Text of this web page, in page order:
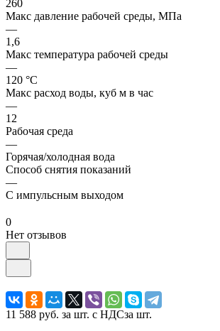
260
Макс давление рабочей среды, МПа
—
1,6
Макс температура рабочей среды
—
120 °С
Макс расход воды, куб м в час
—
12
Рабочая среда
—
Горячая/холодная вода
Способ снятия показаний
—
С импульсным выходом
0
Нет отзывов
11 588 руб. за шт. с НДСза шт.